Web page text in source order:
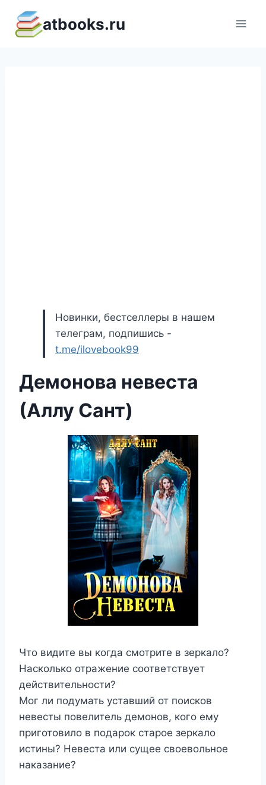
содержимому
atbooks.ru
Новинки, бестселлеры в нашем
телеграм, подпишись -
t.me/ilovebook99
Демонова невеста
(Аллу Сант)
Что видите вы когда смотрите в зеркало?
Насколько отражение соответствует
действительности?
Мог ли подумать уставший от поисков
невесты повелитель демонов, кого ему
приготовило в подарок старое зеркало
истины? Невеста или сущее своевольное
наказание?